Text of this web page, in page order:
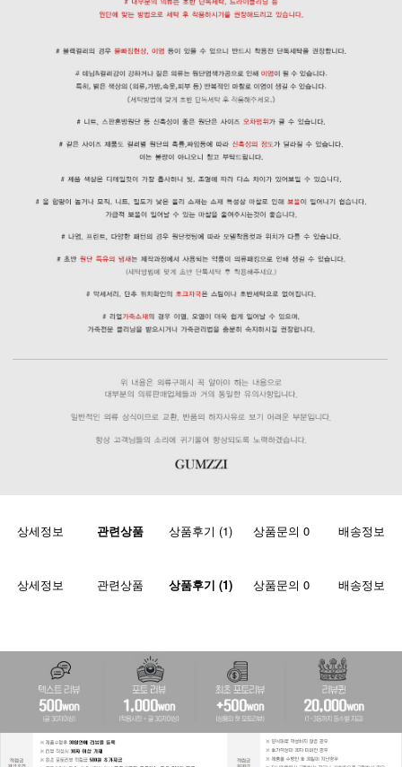
상세정보 관련상품 상품후기 (1) 상품문의 0 배송정보
상세정보 관련상품 상품후기 (1) 상품문의 0 배송정보